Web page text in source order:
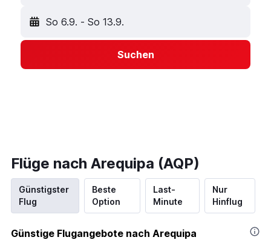
So 6.9. - So 13.9.
Suchen
Flüge nach Arequipa (AQP)
Günstigster
Flug
Beste
Option
Last-
Minute
Nur
Hinflug
Günstige Flugangebote nach Arequipa